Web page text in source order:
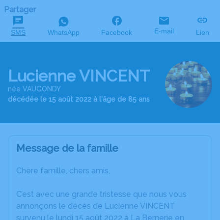
Partager
SMS WhatsApp Facebook E-mail Lien
Lucienne VINCENT
née VAUGONDY
décédée le 15 août 2022 à l'âge de 85 ans
Message de la famille
Chère famille, chers amis,
C’est avec une grande tristesse que nous vous
annonçons le décès de Lucienne VINCENT
survenu le lundi 15 août 2022 à La Bernerie en